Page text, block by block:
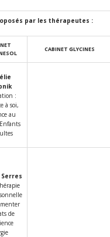
par les thérapeutes :
CABINET GLYCINES
:
à soi,
au
de